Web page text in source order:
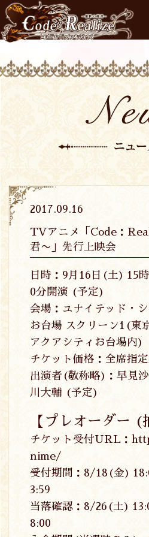
2017.09.16
TVアニメ「Code：
君〜」先行上映会
日時：9月16日(土) 15
0分開演 (予定)
会場：ユナイテッド・
お台場 スクリーン1(東
アクアシティお台場内)
チケット価格：全席指
出演者(敬称略)：早見
川大輔 (予定)
【プレオーダー (
チケット受付URL：
nime/
受付期間：8/18(金)
3:59
当落確認：8/26(土)
8:00